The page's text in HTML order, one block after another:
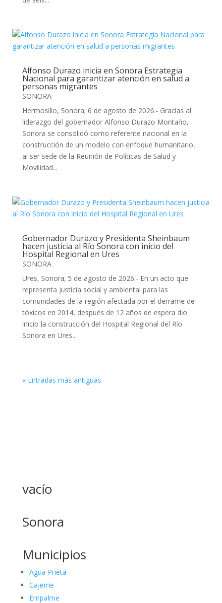
Alfonso Durazo inicia en Sonora Estrategia
Nacional para garantizar atención en salud a
personas migrantes
SONORA
Hermosillo, Sonora; 6 de agosto de 2026.- Gracias al
liderazgo del gobernador Alfonso Durazo Montaño,
Sonora se consolidó como referente nacional en la
construcción de un modelo con enfoque humanitario,
al ser sede de la Reunión de Políticas de Salud y
Movilidad...
Gobernador Durazo y Presidenta Sheinbaum
hacen justicia al Río Sonora con inicio del
Hospital Regional en Ures
SONORA
Ures, Sonora; 5 de agosto de 2026.- En un acto que
representa justicia social y ambiental para las
comunidades de la región afectada por el derrame de
tóxicos en 2014, después de 12 años de espera dio
inicio la construcción del Hospital Regional del Río
Sonora en Ures...
« Entradas más antiguas
vacío
Sonora
Municipios
Agua Prieta
Cajeme
Empalme